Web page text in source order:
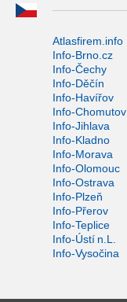
Atlasfirem.info
Info-Brno.cz
Info-Čechy
Info-Děčín
Info-Havířov
Info-Chomutov
Info-Jihlava
Info-Kladno
Info-Morava
Info-Olomouc
Info-Ostrava
Info-Plzeň
Info-Přerov
Info-Teplice
Info-Ústí n.L.
Info-Vysočina